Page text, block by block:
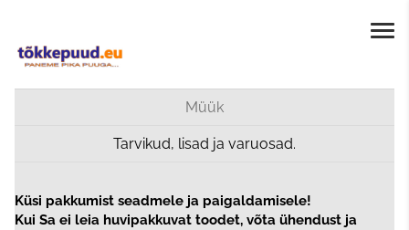
Müük
Tarvikud, lisad ja varuosad.
Küsi pakkumist seadmele ja paigaldamisele!
Kui Sa ei leia huvipakkuvat toodet, võta ühendust ja